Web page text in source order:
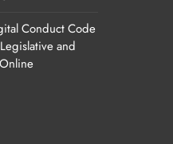
Conduct Code
and